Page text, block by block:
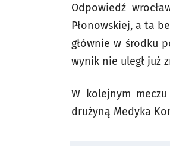
Odpowiedź
Płonowskiej, a ta
głównie w środku
wynik nie uległ już
W kolejnym
drużyną Medyka